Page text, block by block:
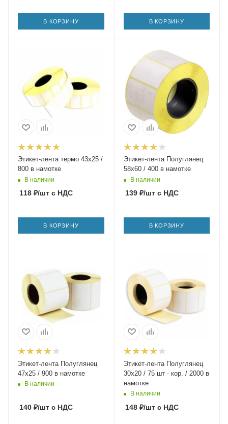
В КОРЗИНУ В КОРЗИНУ
Этикет-лента термо 43х25 /
800 в намотке
В наличии
118 ₽/шт с НДС
В КОРЗИНУ
Этикет-лента Полуглянец
58х60 / 400 в намотке
В наличии
139₽/штс НДС
В КОРЗИНУ
Этикет-лента Полуглянец
47х25 / 900 в намотке
В наличии
140 ₽/шт с НДС
Этикет-лента Полуглянец
30х20 / 75 шт - кор. / 2000 в
намотке
В наличии
148₽/штс НДС